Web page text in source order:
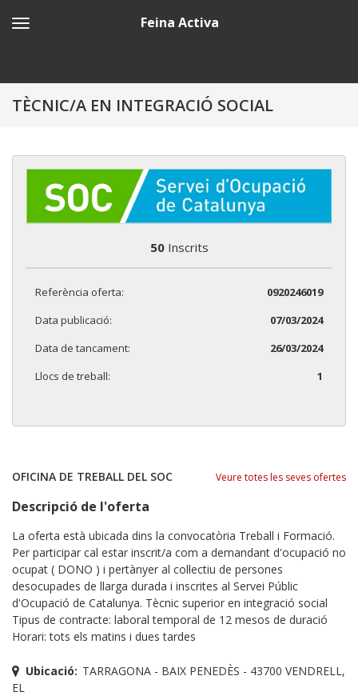
Feina Activa
TÈCNIC/A EN INTEGRACIÓ SOCIAL
50Inscrits
Referència oferta:
0920246019
Data publicació:
07/03/2024
Data de tancament:
26/03/2024
Llocs de treball:
1
OFICINA DE TREBALL DEL SOC Veure totes les seves ofertes
Descripció de l'oferta
La oferta està ubicada dins la convocatòria Treball i Formació.
Per participar cal estar inscrit/a com a demandant d'ocupació no
ocupat ( DONO ) i pertànyer al col·lectiu de persones
desocupades de llarga durada i inscrites al Servei Públic
d'Ocupació de Catalunya. Tècnic superior en integració social
Tipus de contracte: laboral temporal de 12 mesos de duració
Horari: tots els matins i dues tardes
Ubicació: TARRAGONA - BAIX PENEDÈS - 43700 VENDRELL,
EL